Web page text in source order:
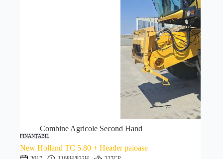
Combine Agricole Second Hand
FINANȚABIL
New Holland TC 5.80 + Header paioase